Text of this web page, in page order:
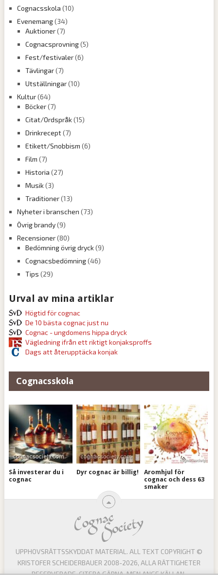
Cognacsskola (10)
Evenemang(34)
Auktioner(7)
Cognacsprovning(5)
Fest/festivaler(6)
Tävlingar(7)
Utställningar(10)
Kultur(64)
Böcker(7)
Citat/Ordspråk(15)
Drinkrecept(7)
Etikett/Snobbism (6)
Film (7)
Historia (27)
Musik(3)
Traditioner(13)
Nyheter i branschen (73)
Övrig brandy(9)
Recensioner(80)
Bedömning övrig dryck(9)
Cognacsbedömning(46)
Tips (29)
Urval av mina artiklar
Högtid för cognac
De 10 bästa cognac just nu
Cognac - ungdomens hippa dryck
Vägledning ifrån ett riktigt konjaksproffs
Dags att återupptäcka konjak
Cognacsskola
Så investerar du i
cognac
Dyr cognac är billig!
Aromhjul för
cognac och dess 63
smaker
UPPHOVSRÄTTSSKYDDAT MATERIAL. ALL TEXT COPYRIGHT ©
KRISTOFER SCHEIDERBAUER 2008-2026, ALLA RÄTTIGHETER